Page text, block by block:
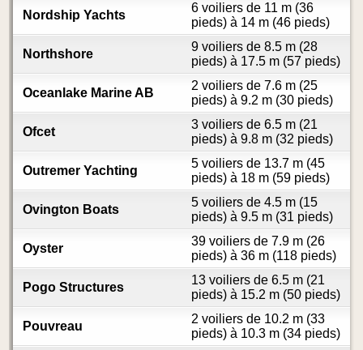
Nordship Yachts
6 voiliers de 11 m (36
pieds) à 14 m (46 pieds)
Northshore
9 voiliers de 8.5 m (28
pieds) à 17.5 m (57 pieds)
Oceanlake Marine AB
2 voiliers de 7.6 m (25
pieds) à 9.2 m (30 pieds)
Ofcet
3 voiliers de 6.5 m (21
pieds) à 9.8 m (32 pieds)
Outremer Yachting
5 voiliers de 13.7 m (45
pieds) à 18 m (59 pieds)
Ovington Boats
5 voiliers de 4.5 m (15
pieds) à 9.5 m (31 pieds)
Oyster
39 voiliers de 7.9 m (26
pieds) à 36 m (118 pieds)
Pogo Structures
13 voiliers de 6.5 m (21
pieds) à 15.2 m (50 pieds)
Pouvreau
2 voiliers de 10.2 m (33
pieds) à 10.3 m (34 pieds)